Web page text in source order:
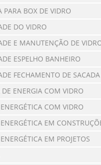
PARA BOX DE VIDRO
DO VIDRO
E MANUTENÇÃO DE
ESPELHO BANHEIRO
FECHAMENTO DE SACADA
ENERGIA COM VIDRO
COM VIDRO
EM
EM PROJETOS